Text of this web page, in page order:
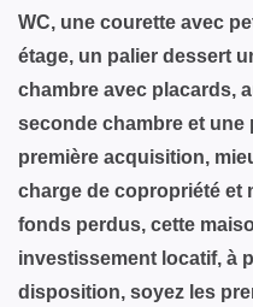
WC, une courette avec
étage, un palier dessert
chambre avec placards,
seconde chambre et une
première acquisition,
charge de copropriété et
fonds perdus, cette
investissement locatif, à
disposition, soyez les